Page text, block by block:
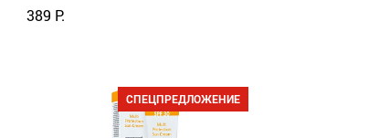
389 Р.
СПЕЦПРЕДЛОЖЕНИЕ